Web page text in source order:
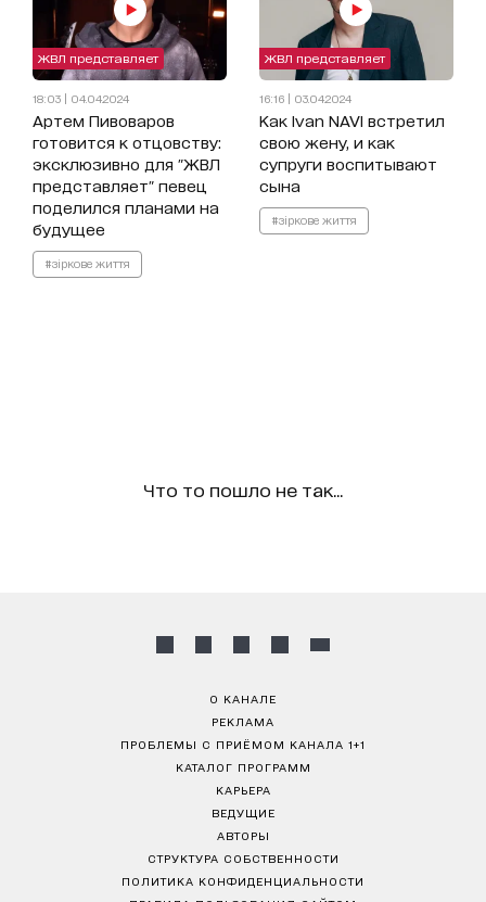
ЖВЛ представляет
18:03 | 04.04.2024
Артем Пивоваров
готовится к отцовству:
эксклюзивно для "ЖВЛ
представляет" певец
поделился планами на
будущее
#зіркове життя
ЖВЛ представляет
16:16 | 03.04.2024
Как Ivan NAVI встретил
свою жену, и как
супруги воспитывают
сына
#зіркове життя
Что то пошло не так...
О КАНАЛЕ
РЕКЛАМА
ПРОБЛЕМЫ С ПРИЁМОМ КАНАЛА 1+1
КАТАЛОГ ПРОГРАММ
КАРЬЕРА
ВЕДУЩИЕ
АВТОРЫ
СТРУКТУРА СОБСТВЕННОСТИ
ПОЛИТИКА КОНФИДЕНЦИАЛЬНОСТИ